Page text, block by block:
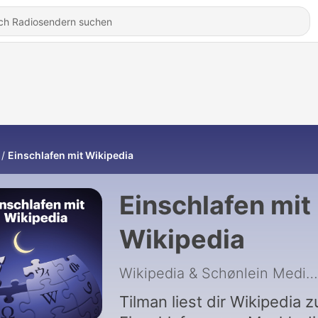
Einschlafen mit Wikipedia
Einschlafen mit
Wikipedia
Wikipedia & Schønlein Media
Tilman liest dir Wikipedia